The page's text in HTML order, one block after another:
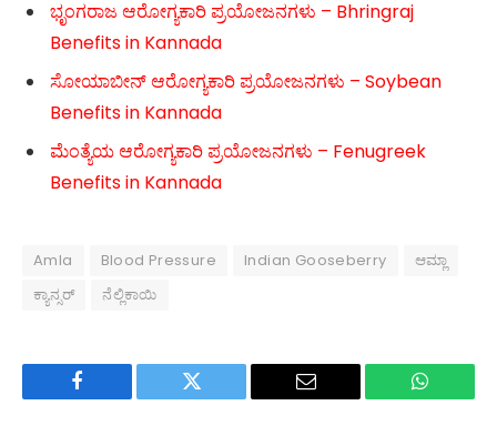
ಭೃಂಗರಾಜ ಆರೋಗ್ಯಕಾರಿ ಪ್ರಯೋಜನಗಳು – Bhringraj
Benefits in Kannada
ಸೋಯಾಬೀನ್ ಆರೋಗ್ಯಕಾರಿ ಪ್ರಯೋಜನಗಳು – Soybean
Benefits in Kannada
ಮೆಂತ್ಯೆಯ ಆರೋಗ್ಯಕಾರಿ ಪ್ರಯೋಜನಗಳು – Fenugreek
Benefits in Kannada
Amla Blood Pressure Indian Gooseberry
ಆಮ್ಲಾ
ಕ್ಯಾನ್ಸರ್
ನೆಲ್ಲಿಕಾಯಿ
Facebook Twitter Email